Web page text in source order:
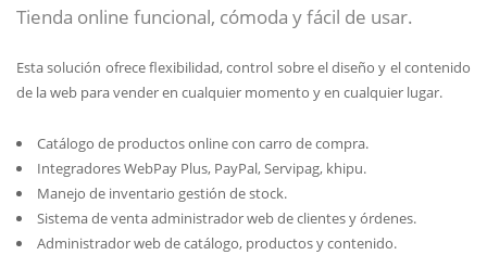
Tienda online funcional, cómoda y fácil de usar.
Esta solución ofrece flexibilidad, control sobre el diseño y el contenido
de la web para vender en cualquier momento y en cualquier lugar.
Catálogo de productos online con carro de compra.
Integradores WebPay Plus, PayPal, Servipag, khipu.
Manejo de inventario gestión de stock.
Sistema de venta administrador web de clientes y órdenes.
Administrador web de catálogo, productos y contenido.